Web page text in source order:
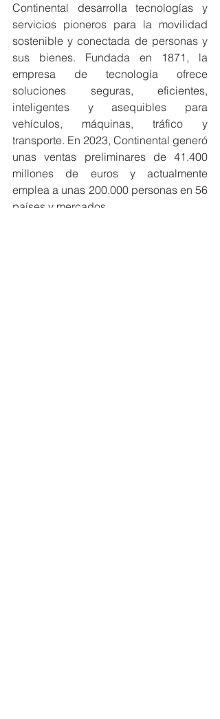
Continental desarrolla tecnologías y
servicios pioneros para la movilidad
sostenible y conectada de personas y
sus bienes. Fundada en 1871, la
empresa de tecnología ofrece
soluciones seguras, eficientes,
inteligentes y asequibles para
vehículos, máquinas, tráfico y
transporte. En 2023, Continental generó
unas ventas preliminares de 41.400
millones de euros y actualmente
emplea a unas 200.000 personas en 56
países y mercados.